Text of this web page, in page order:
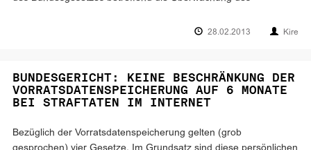
28.02.2013 Kire
BUNDESGERICHT: KEINE BESCHRÄNKUNG DER
VORRATSDATENSPEICHERUNG AUF 6 MONATE
BEI STRAFTATEN IM INTERNET
Bezüglich der Vorratsdatenspeicherung gelten (grob